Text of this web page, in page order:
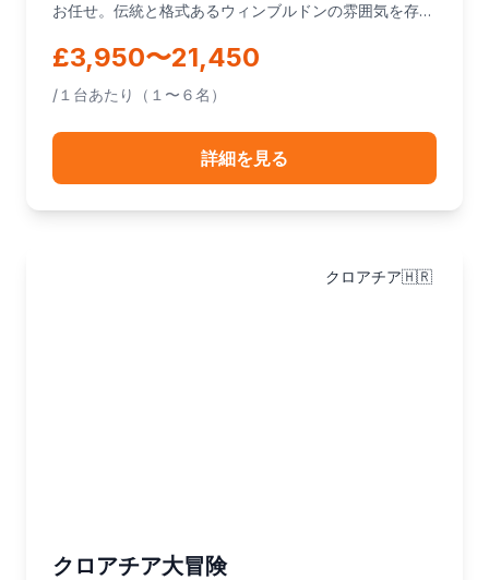
お任せ。伝統と格式あるウィンブルドンの雰囲気を存分
£3,950〜21,450
/１台あたり（１〜６名）
詳細を見る
クロアチア🇭🇷
クロアチア大冒険